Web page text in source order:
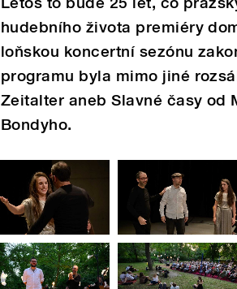
hudebního života premiéry
loňskou koncertní sezónu
programu byla mimo jiné
Zeitalter aneb Slavné časy od
Bondyho.